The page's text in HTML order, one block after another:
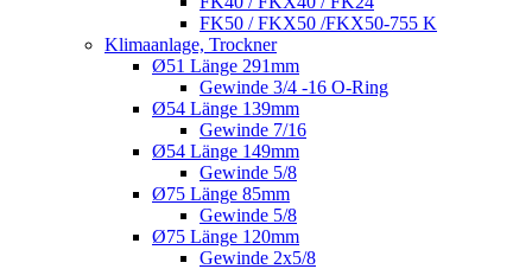
FK50 / FKX50 /FKX50-755 K
Klimaanlage, Trockner
Ø51 Länge 291mm
Gewinde 3/4 -16 O-Ring
Ø54 Länge 139mm
Gewinde 7/16
Ø54 Länge 149mm
Gewinde 5/8
Ø75 Länge 85mm
Gewinde 5/8
Ø75 Länge 120mm
Gewinde 2x5/8